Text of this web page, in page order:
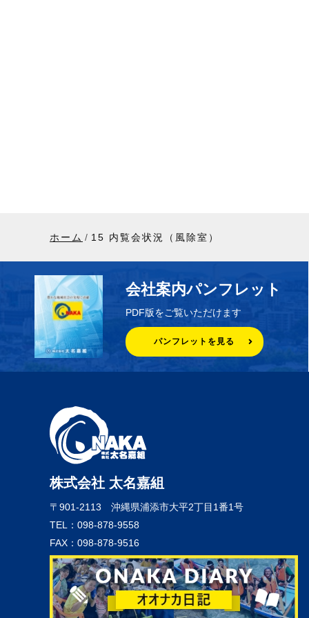
ホーム 15 内覧会状況（風除室）
会社案内パンフレット
PDF版をご覧いただけます
パンフレットを見る
株式会社 太名嘉組
〒901-2113 沖縄県浦添市大平2丁目1番1号
TEL：098-878-9558
FAX：098-878-9516